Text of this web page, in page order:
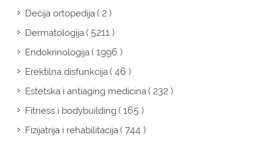
Dečija ortopedija( 2 )
Dermatologija( 5211 )
Endokrinologija( 1996 )
Erektilna disfunkcija( 46 )
Estetska i antiaging medicina( 232 )
Fitness i bodybuilding( 165 )
Fizijatrija i rehabilitacija( 744 )